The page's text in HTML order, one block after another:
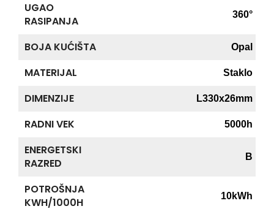
UGAO
RASIPANJA
360°
BOJA KUĆIŠTA Opal
MATERIJAL Staklo
DIMENZIJE L330x26mm
RADNI VEK 5000h
ENERGETSKI
RAZRED
B
POTROŠNJA
KWH/1000H
10kWh